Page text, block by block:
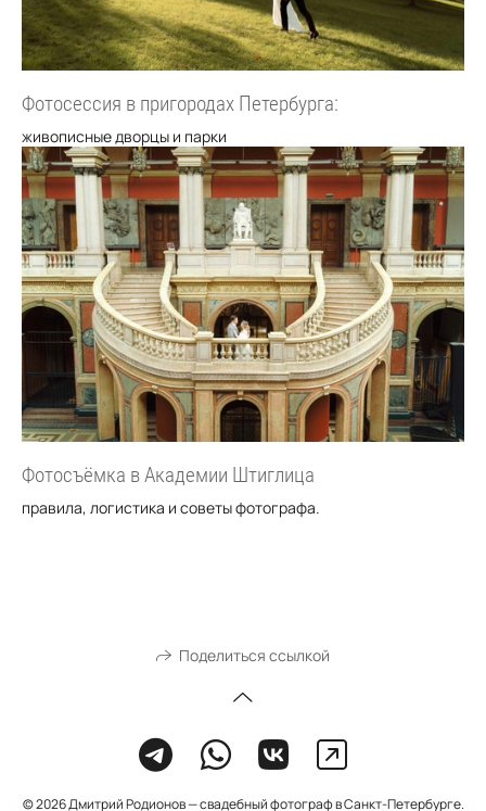
Фотосессия в пригородах Петербурга:
живописные дворцы и парки
Фотосъёмка в Академии Штиглица
правила, логистика и советы фотографа.
Поделиться ссылкой
© 2026 Дмитрий Родионов — свадебный фотограф в Санкт-Петербурге.